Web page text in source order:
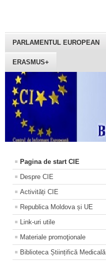
PARLAMENTUL EUROPEAN
ERASMUS+
Pagina de start CIE
Despre CIE
Activități CIE
Republica Moldova și UE
Link-uri utile
Materiale promoţionale
Biblioteca Științifică Medicală